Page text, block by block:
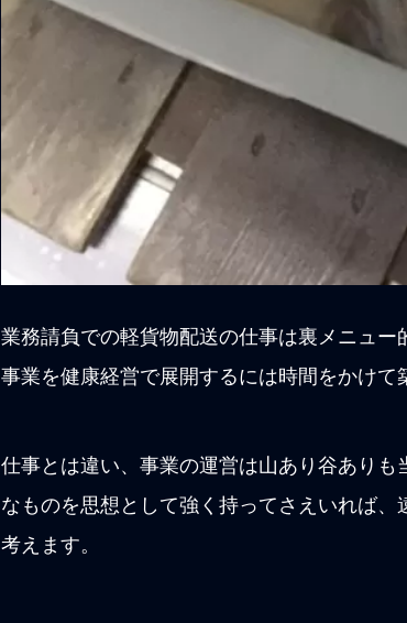
業務請負での軽貨物配送の仕事は裏メニュ
事業を健康経営で展開するには時間をかけて
仕事とは違い、事業の運営は山あり谷あり
なものを思想として強く持ってさえいれば
考えます。